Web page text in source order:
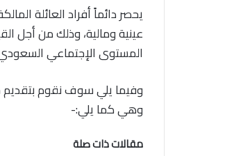
يحصر دائماً أفراد العائلة
عينية ومالية، وذلك من أجل
المستوى الإجتماعي السعودي إلى الأمام بحلول 2030،
وفيما يلي سوف نقوم بتقديم
وهي كما يلي:-
مقالات ذات صلة